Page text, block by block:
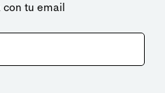
con tu email